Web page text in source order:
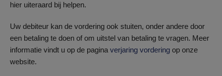
hier uiteraard bij helpen.
Uw debiteur kan de vordering ook stuiten, onder andere door
een betaling te doen of om uitstel van betaling te vragen. Meer
informatie vindt u op de pagina verjaring vordering op onze
website.